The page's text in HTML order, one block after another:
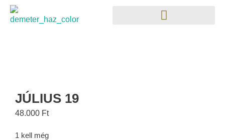
JÚLIUS 19
48.000 Ft
1 kell még